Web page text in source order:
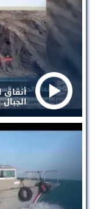
أنفاق
الجبال